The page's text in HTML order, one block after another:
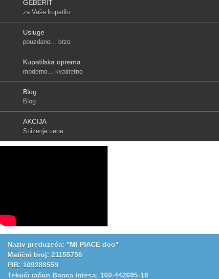
GEBERIT
za Vaše kupatilo
Usluge
pouzdano... brzo
Kupatilska oprema
moderno... kvalitetno
Blog
Blog
AKCIJA
Snizenje cena
Naziv preduzeća: "MI PIACE doo"
Matični broj: 21155756
PIB: 109288559
Tekući račun Banca Intesa: 160-442695-18